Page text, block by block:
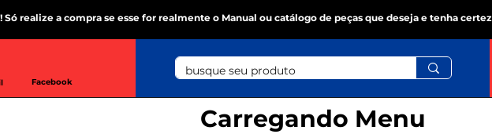
Só realize a compra se esse for realmente o Manual ou catálogo de peças que deseja e tenha
Facebook
Carregando Menu